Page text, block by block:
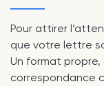
Pour attirer
que votre lettre
Un format
correspondance